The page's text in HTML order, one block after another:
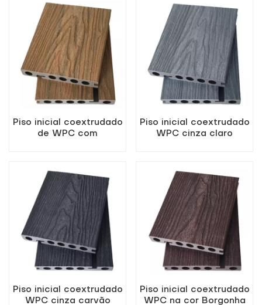
Piso inicial coextrudado
de WPC com
Piso inicial coextrudado
WPC cinza claro
Piso inicial coextrudado
WPC cinza carvão
Piso inicial coextrudado
WPC na cor Borgonha